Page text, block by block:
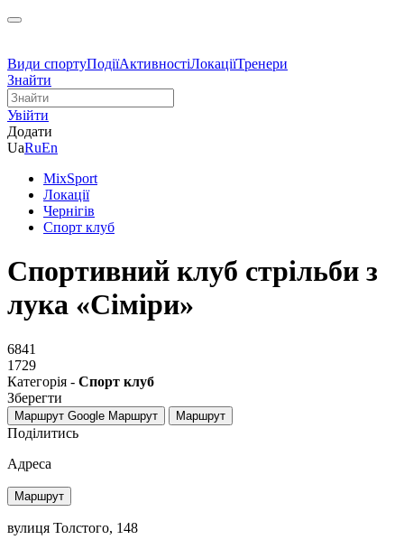
Види спортуПодіїАктивностіЛокаціїТренери
Знайти
Увійти
Додати
UaRuEn
MixSport
Локації
Чернігів
Спорт клуб
Спортивний клуб стрільби з
лука «Сіміри»
6841
1729
Категорія - Спорт клуб
Зберегти
Маршрут Google Маршрут Маршрут
Поділитись
Адреса
Маршрут
вулиця Толстого, 148